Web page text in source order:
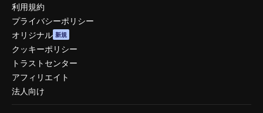
利用規約
プライバシーポリシー
オリジナル 新規
クッキーポリシー
トラストセンター
アフィリエイト
法人向け